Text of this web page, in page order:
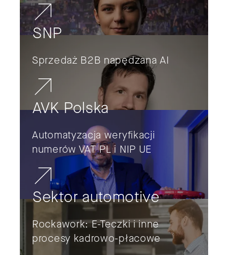
SNP
Sprzedaż B2B napędzana AI
AVK Polska
Automatyzacja weryfikacji
numerów VAT PL i NIP UE
Sektor automotive
Rockawork: E-Teczki i inne
procesy kadrowo-płacowe